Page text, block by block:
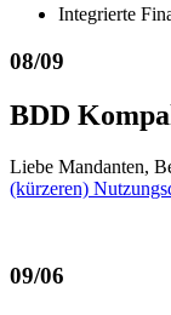
Integrierte
08/09
BDD
Liebe Mandanten,
(kürzeren)
09/06